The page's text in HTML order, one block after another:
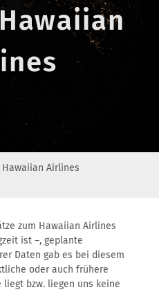
Hawaiian Airlines
zum Hawaiian Airlines
ist –, geplante
Daten gab es bei diesem
oder auch frühere
liegt bzw. liegen uns keine